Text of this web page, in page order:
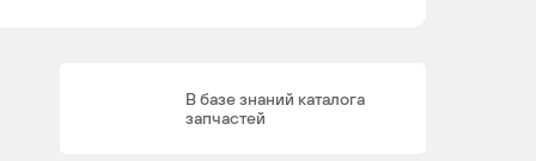
4
В базе знаний каталога
запчастей